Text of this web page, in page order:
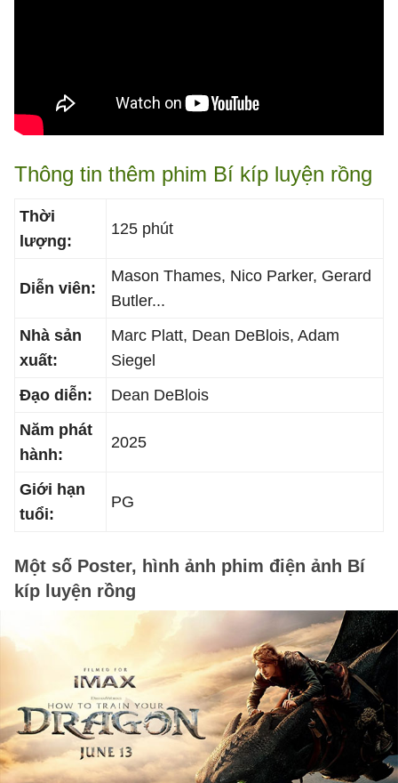
Thông tin thêm phim Bí kíp luyện rồng
Thời
lượng:
125 phút
Diễn viên:
Mason Thames, Nico Parker, Gerard
Butler...
Nhà sản
xuất:
Marc Platt, Dean DeBlois, Adam
Siegel
Đạo diễn:
Dean DeBlois
Năm phát
hành:
2025
Giới hạn
tuổi:
PG
Một số Poster, hình ảnh phim điện ảnh Bí
kíp luyện rồng